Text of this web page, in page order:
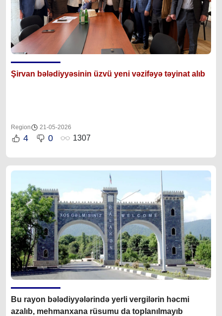
Şirvan bələdiyyəsinin üzvü yeni vəzifəyə təyinat alıb
Region 21-05-2026
4 0 1307
Bu rayon bələdiyyələrində yerli vergilərin həcmi
azalıb, mehmanxana rüsumu da toplanılmayıb